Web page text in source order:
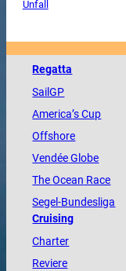
Unfall
Regatta
SailGP
America’s Cup
Offshore
VendéeGlobe
TheOcean Race
Segel-Bundesliga
Cruising
Charter
Reviere